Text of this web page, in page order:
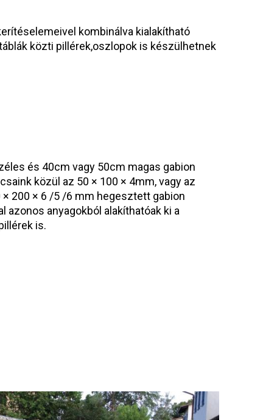
kombinálva kialakítható
közti pillérek,oszlopok is készülhetnek
és 40cm vagy 50cm magas gabion
közül az 50 × 100 × 4mm, vagy az
200 × 6 /5 /6 mm hegesztett gabion
azonos anyagokból alakíthatóak ki a
is.